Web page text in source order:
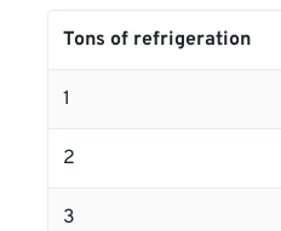
Tons of refrigeration
1
2
3